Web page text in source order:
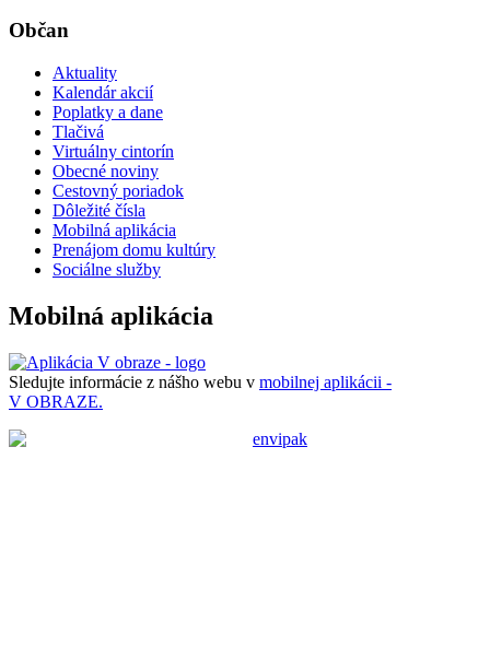
Občan
Aktuality
Kalendár akcií
Poplatky a dane
Tlačivá
Virtuálny cintorín
Obecné noviny
Cestovný poriadok
Dôležité čísla
Mobilná aplikácia
Prenájom domu kultúry
Sociálne služby
Mobilná aplikácia
Sledujte informácie z nášho webu v mobilnej aplikácii -
V OBRAZE.